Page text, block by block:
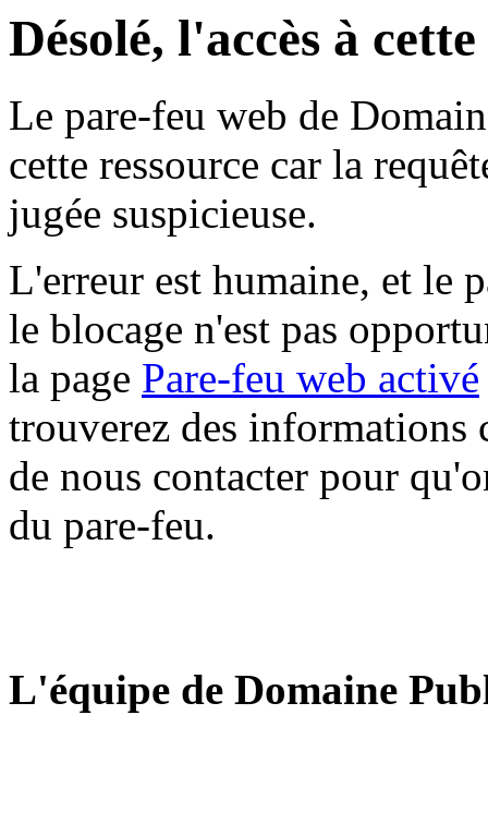
Désolé, l'accès à
Le pare-feu web de
cette ressource car la
jugée suspicieuse.
L'erreur est humaine, et le
le blocage n'est pas
la page Pare-feu web activé
trouverez des informations
de nous contacter pour
du pare-feu.
L'équipe de Domaine